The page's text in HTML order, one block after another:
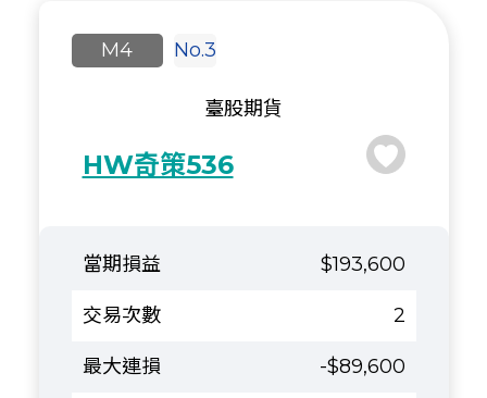
No.3
HW奇策536
臺股期貨
M4
$193,600
2
-$89,600